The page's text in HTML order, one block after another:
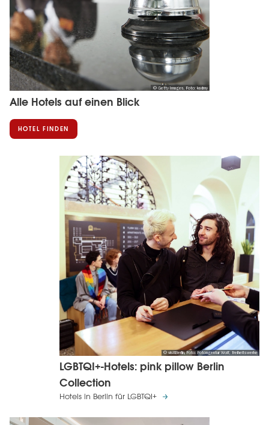
© Getty Images, Foto: kadmy
Alle Hotels auf einen Blick
HOTEL FINDEN
© visitBerlin, Foto: Fotoagentur Wolf, freiheitswerke
LGBTQI+-Hotels: pink pillow Berlin
Collection
Hotels in Berlin für LGBTQI+